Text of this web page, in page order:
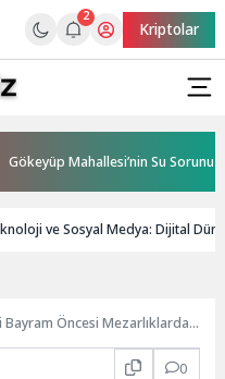
2
Kriptolar
Mahallesi’nin Su Sorunu
ve Sosyal Medya: Dijital
Öncesi Mezarlıklarda
0